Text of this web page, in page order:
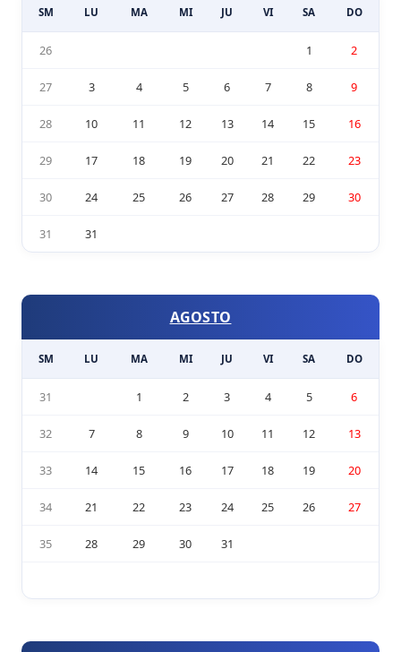
SM LU MA MI JU VI SA DO
26 1 2
27 3 4 5 6 7 8 9
28 10 11 12 13 14 15 16
29 17 18 19 20 21 22 23
30 24 25 26 27 28 29 30
31 31
AGOSTO
SM LU MA MI JU VI SA DO
31 1 2 3 4 5 6
32 7 8 9 10 11 12 13
33 14 15 16 17 18 19 20
34 21 22 23 24 25 26 27
35 28 29 30 31